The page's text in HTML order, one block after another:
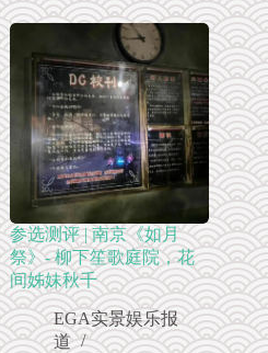
参选测评 | 南京《如月
祭》- 柳下笙歌庭院，花
间姊妹秋千
EGA实景娱乐报
道